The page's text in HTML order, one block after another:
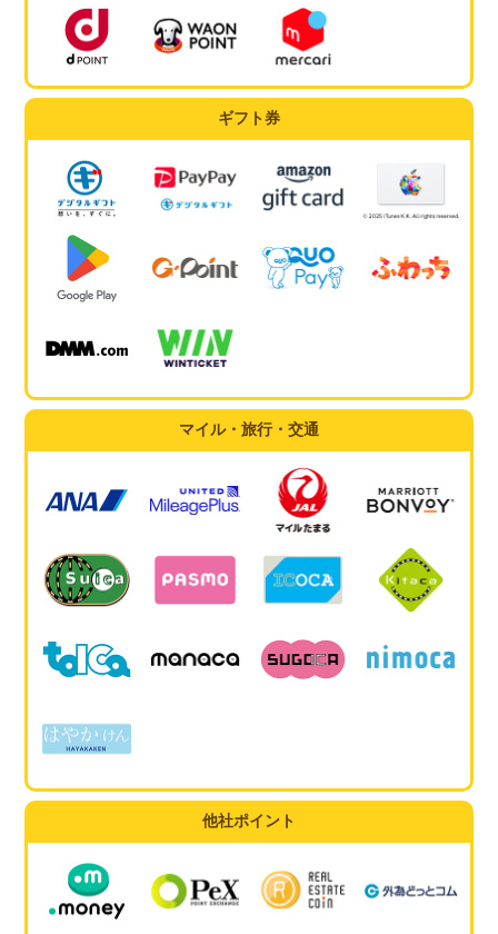
ギフト券
マイル・旅行・交通
他社ポイント